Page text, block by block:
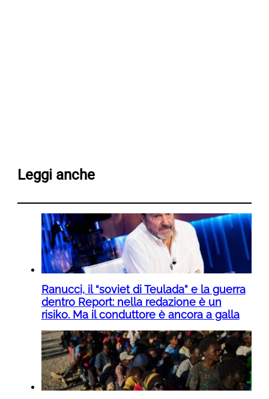
Leggi anche
Ranucci, il “soviet di Teulada” e la guerra
dentro Report: nella redazione è un
risiko. Ma il conduttore è ancora a galla